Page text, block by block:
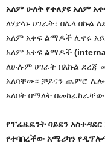
አለም ሁለት የተለያዩ አለም
ለሃያላኑ ሀገራት፣ በሌላ በኩል
አለም አቀፍ ልማዶች ሊኖሩ
አለም አቀፍ ልማዶች
ለሁሉም ሀገራት በእኩል ደረጃ
አለባቸው፡፡ ቻይናን ጨምሮ
አለበት በማለት
የፕሬዜዴንት ባይደን
የተባበረችው አሜሪካን